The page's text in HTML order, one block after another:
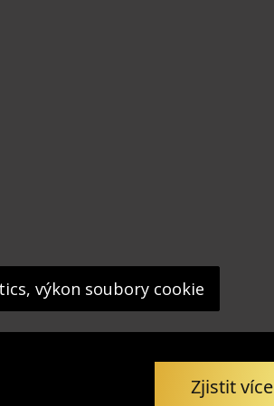
výkon soubory cookie
Zjistit více